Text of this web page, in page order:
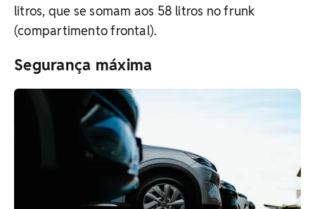
litros, que se somam aos 58 litros no frunk
(compartimento frontal).
Segurança máxima